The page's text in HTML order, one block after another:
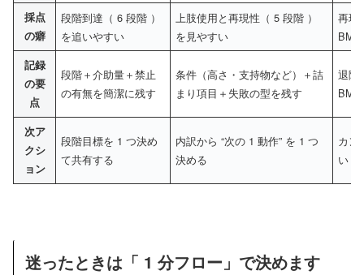
採点
の癖
段階到達（ 6 段階 ）
を追いやすい
上肢使用と再現性（ 5 段階 ）
を見やすい
再現
BMS
記録
の要
点
段階＋介助量＋禁止
の有無を簡潔に残す
条件（高さ・支持物など）＋詰
まり項目＋失敗の型を残す
退院
BMS
次ア
クシ
ョン
段階目標を 1 つ決め
て共有する
内訳から “次の 1 動作” を 1 つ
決める
カン
い＝
迷ったときは「 1 分フロー」で決めます